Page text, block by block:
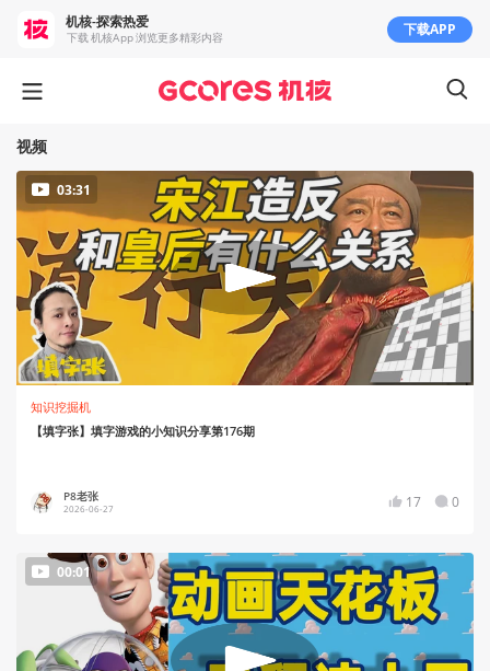
视频
03:31
知识挖掘机
【填字张】填字游戏的小知识分享第176期
P8老张
2026-06-27 17 0
00:01
机核-探索热爱
下载 机核App 浏览更多精彩内容 下载APP